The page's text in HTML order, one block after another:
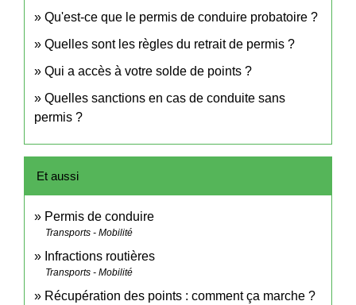
Qu'est-ce que le permis de conduire probatoire ?
Quelles sont les règles du retrait de permis ?
Qui a accès à votre solde de points ?
Quelles sanctions en cas de conduite sans
permis ?
Et aussi
Permis de conduire
Transports - Mobilité
Infractions routières
Transports - Mobilité
Récupération des points : comment ça marche ?